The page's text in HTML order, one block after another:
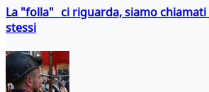
La "folla" ci riguarda, siamo
stessi